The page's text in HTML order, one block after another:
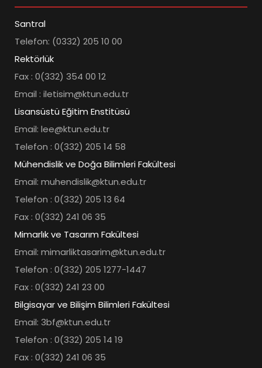
Santral
Telefon: (0332) 205 10 00
Rektörlük
Fax : 0(332) 354 00 12
Email : iletisim@ktun.edu.tr
Lisansüstü Eğitim Enstitüsü
Email: lee@ktun.edu.tr
Telefon : 0(332) 205 14 58
Mühendislik ve Doğa Bilimleri Fakültesi
Email: muhendislik@ktun.edu.tr
Telefon : 0(332) 205 13 64
Fax : 0(332) 241 06 35
Mimarlık ve Tasarım Fakültesi
Email: mimarliktasarim@ktun.edu.tr
Telefon : 0(332) 205 1277-1447
Fax : 0(332) 241 23 00
Bilgisayar ve Bilişim Bilimleri Fakültesi
Email: 3bf@ktun.edu.tr
Telefon : 0(332) 205 14 19
Fax : 0(332) 241 06 35